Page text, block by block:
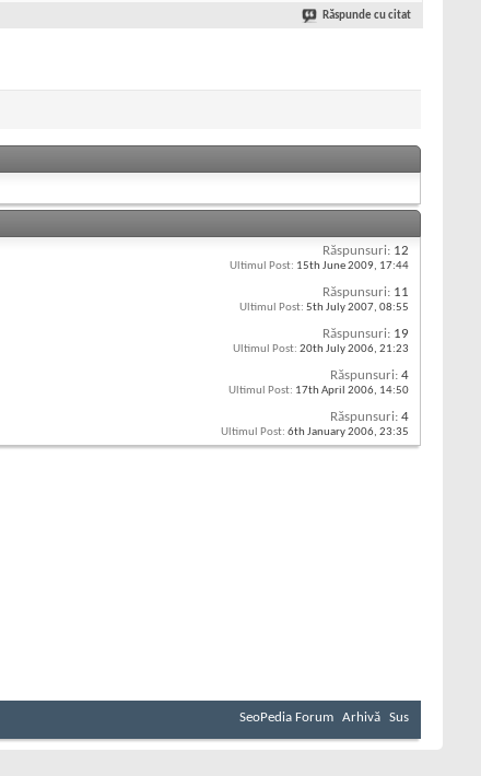
Răspunde cu citat
Răspunsuri: 12
Ultimul Post: 15th June 2009, 17:44
Răspunsuri: 11
Ultimul Post: 5th July 2007, 08:55
Răspunsuri: 19
Ultimul Post: 20th July 2006, 21:23
Răspunsuri: 4
Ultimul Post: 17th April 2006, 14:50
Răspunsuri: 4
Ultimul Post: 6th January 2006, 23:35
SeoPedia Forum Arhivă Sus